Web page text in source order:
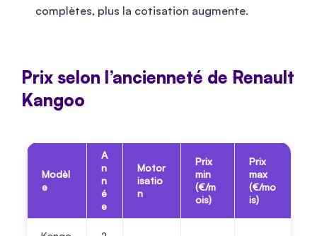
complètes, plus la cotisation augmente.
Prix selon l’ancienneté de Renault
Kangoo
Modèl
e
A
n
n
é
e
Motor
isatio
n
Prix
min
(€/m
ois)
Prix
max
(€/mo
is)